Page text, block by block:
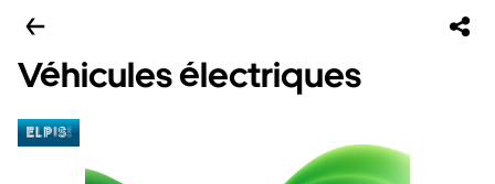
Véhicules électriques